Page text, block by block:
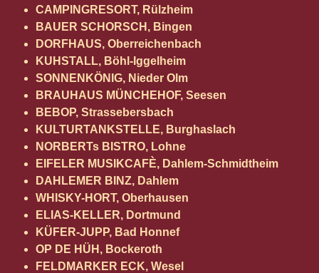
CAMPINGRESORT, Rülzheim
BAUER SCHORSCH, Bingen
DORFHAUS, Oberreichenbach
KUHSTALL, Böhl-Iggelheim
SONNENKÖNIG, Nieder Olm
BRAUHAUS MÜNCHEHOF, Seesen
BEBOP, Strassebersbach
KULTURTANKSTELLE, Burghaslach
NORBERTs BISTRO, Lohne
EIFELER MUSIKCAFÈ, Dahlem-Schmidtheim
DAHLEMER BINZ, Dahlem
WHISKY-HORT, Oberhausen
ELIAS-KELLER, Dortmund
KÜFER-JUPP, Bad Honnef
OP DE HÜH, Bockeroth
FELDMARKER ECK, Wesel